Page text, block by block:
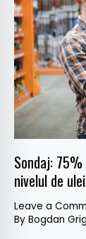
Sondaj:
nivelul de ulei
Leave a
By Bogdan
șoferii
români
nu
verifică
la
timp
nivelul
de